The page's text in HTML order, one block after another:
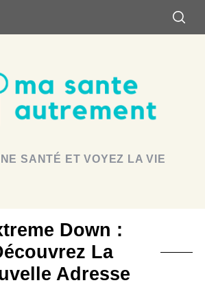
SANTÉ ET VOYEZ LA VIE
Down :
La
Adresse